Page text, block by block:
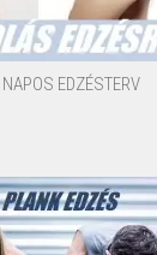
EDZÉSTERV